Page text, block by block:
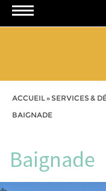
ACCUEIL» SERVICES &
BAIGNADE
Baignade